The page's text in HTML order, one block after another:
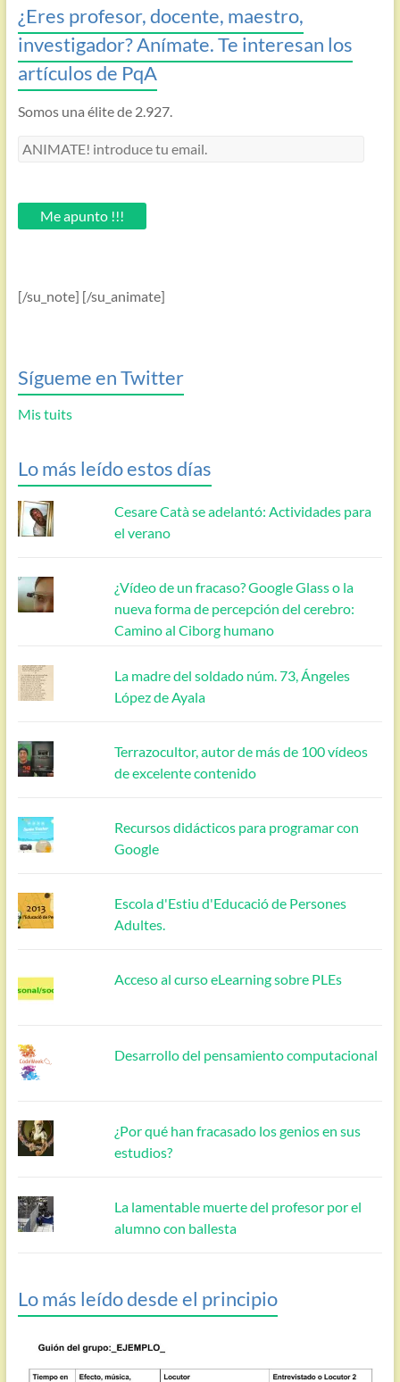
¿Eres profesor, docente, maestro,
investigador? Anímate. Te interesan los
artículos de PqA
Somos una élite de 2.927.
ANIMATE!
email.Me apunto !!!
[/su_note] [/su_animate]
Sígueme en Twitter
Mis tuits
Lo más leído estos días
Cesare Catà se adelantó: Actividades para
el verano
¿Vídeo de un fracaso? Google Glass o la
nueva forma de percepción del cerebro:
Camino al Ciborg humano
La madre del soldado núm. 73, Ángeles
López de Ayala
Terrazocultor, autor de más de 100 vídeos
de excelente contenido
Recursos didácticos para programar con
Google
Escola d'Estiu d'Educació de Persones
Adultes.
Acceso al curso eLearning sobre PLEs
Desarrollo del pensamiento computacional
¿Por qué han fracasado los genios en sus
estudios?
La lamentable muerte del profesor por el
alumno con ballesta
Lo más leído desde el principio